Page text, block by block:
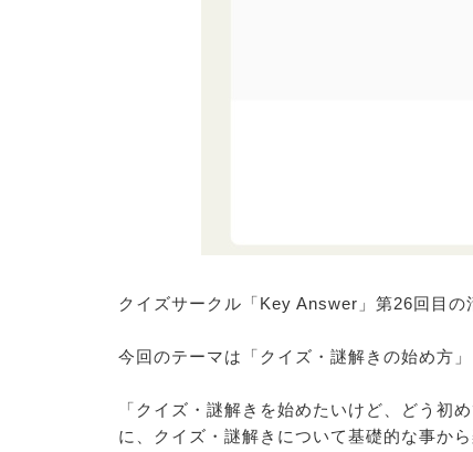
クイズサークル「Key Answer」第26回目の
今回のテーマは「クイズ・謎解きの始め方」
「クイズ・謎解きを始めたいけど、どう初
に、クイズ・謎解きについて基礎的な事か